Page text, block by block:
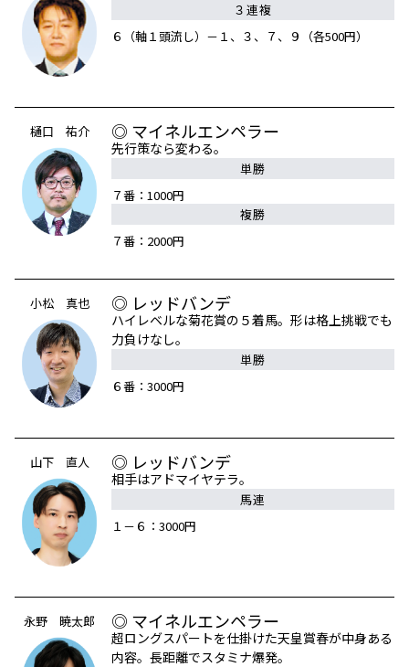
３連複
６（軸１頭流し）－１、３、７、９（各500円）
樋口 祐介 ◎ マイネルエンペラー
先行策なら変わる。
単勝
７番：1000円
複勝
７番：2000円
小松 真也 ◎ レッドバンデ
ハイレベルな菊花賞の５着馬。形は格上挑戦でも
力負けなし。
単勝
６番：3000円
山下 直人 ◎ レッドバンデ
相手はアドマイヤテラ。
馬連
１－６：3000円
永野 暁太郎 ◎ マイネルエンペラー
超ロングスパートを仕掛けた天皇賞春が中身ある
内容。長距離でスタミナ爆発。